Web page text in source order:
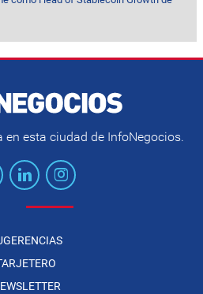
esta ciudad de InfoNegocios.